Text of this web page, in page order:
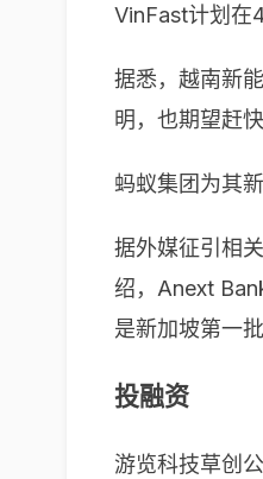
VinFast计划在
据悉，越南新
明，也期望赶
蚂蚁集团为其
据外媒征引相
绍，Anext
是新加坡第一
投融资
游览科技草创